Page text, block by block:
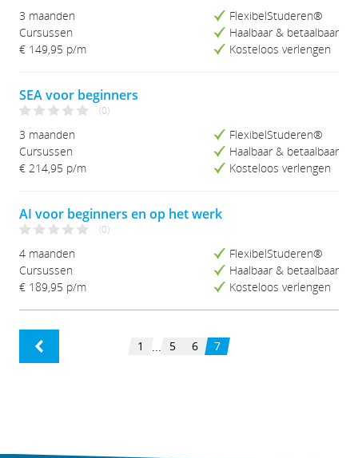
3 maanden
Cursussen
€ 149,95 p/m
FlexibelStuderen®
Haalbaar & betaalbaar
Kosteloos verlengen
SEA voor beginners
(0)
3 maanden
Cursussen
€ 214,95 p/m
FlexibelStuderen®
Haalbaar & betaalbaar
Kosteloos verlengen
AI voor beginners en op het werk
(0)
4 maanden
Cursussen
€ 189,95 p/m
FlexibelStuderen®
Haalbaar & betaalbaar
Kosteloos verlengen
1 5 6 7